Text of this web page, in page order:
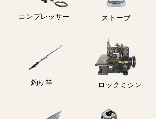
コンプレッサー ストーブ
釣り竿 ロックミシン